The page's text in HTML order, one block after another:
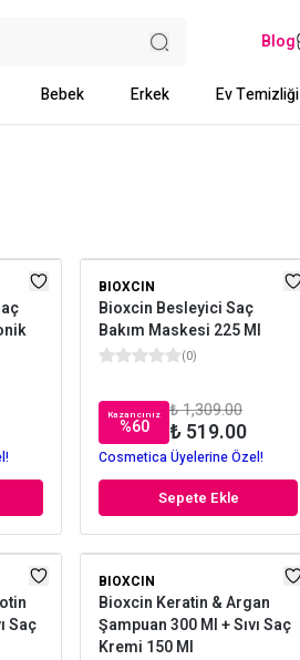
Blog
Bebek Erkek Ev
BIOXCIN
Bioxcin Besleyici Saç
Bakım Maskesi 225 Ml
(0)
Kazancınız
%60
₺ 1,309.00
₺ 519.00
Cosmetica Üyelerine Özel!
Sepete Ekle
Saç
BIOXCIN
Bioxcin Keratin & Argan
Şampuan 300 Ml + Sıvı Saç
Kremi 150 Ml